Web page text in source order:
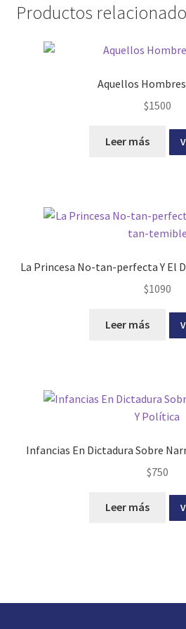
Productos
Aquellos
$1500
Leer más
La Princesa No-tan-perfecta Y El
$1090
Leer más
Infancias En Dictadura Sobre
$750
Leer más